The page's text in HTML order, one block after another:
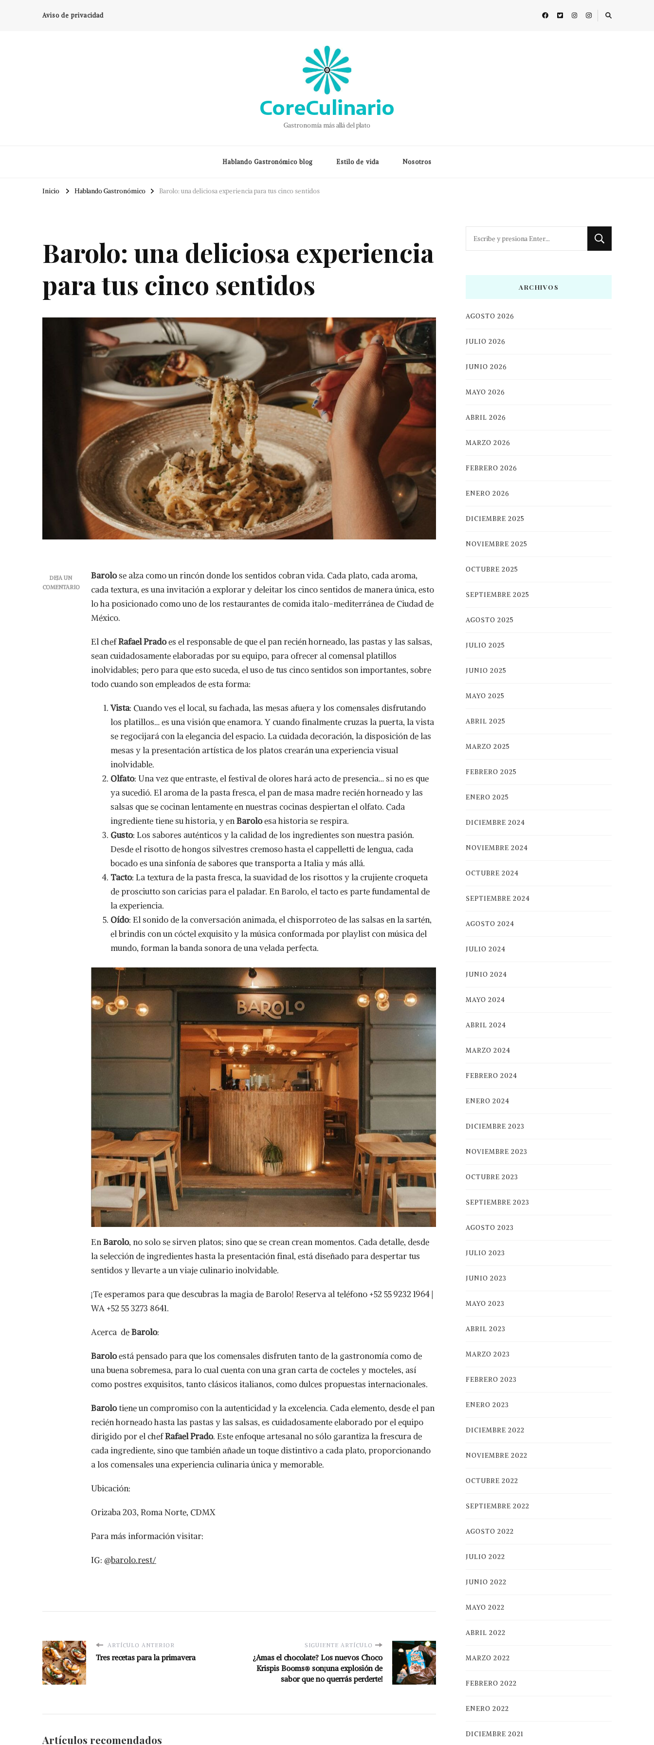
Aviso de privacidad
CoreCulinario
Gastronomía más allá del plato
Hablando Gastronómico blog Estilo de vida Nosotros
Inicio Hablando Gastronómico Barolo: una deliciosa experiencia para tus cinco sentidos
Barolo: una deliciosa experiencia
para tus cinco sentidos
DEJA UN
COMENTARIO
Barolose alza como un rincón donde los sentidos cobran vida. Cada plato, cada aroma,
cada textura, es una invitación a explorar y deleitar los cinco sentidos de manera única, esto
lo ha posicionado como uno de los restaurantes de comida italo-mediterránea de Ciudad de
México.
El chefRafael Pradoes el responsable de que el pan recién horneado, las pastas y las salsas,
sean cuidadosamente elaboradas por su equipo, para ofrecer al comensal platillos
inolvidables; pero para que esto suceda, el uso de tus cinco sentidos son importantes, sobre
todo cuando son empleados de esta forma:
Vista: Cuando ves el local, su fachada, las mesas afuera y los comensales disfrutando
los platillos… es una visión que enamora. Y cuando finalmente cruzas la puerta, la vista
se regocijará con la elegancia del espacio. La cuidada decoración, la disposición de las
mesas y la presentación artística de los platos crearán una experiencia visual
inolvidable.
Olfato: Una vez que entraste, el festival de olores hará acto de presencia… si no es que
ya sucedió. El aroma de la pasta fresca, el pan de masa madre recién horneado y las
salsas que se cocinan lentamente en nuestras cocinas despiertan el olfato. Cada
ingrediente tiene su historia, y enBaroloesa historia se respira.
Gusto: Los sabores auténticos y la calidad de los ingredientes son nuestra pasión.
Desde el risotto de hongos silvestres cremoso hasta el cappelletti de lengua, cada
bocado es una sinfonía de sabores que transporta a Italia y más allá.
Tacto: La textura de la pasta fresca, la suavidad de los risottos y la crujiente croqueta
de prosciutto son caricias para el paladar. En Barolo, el tacto es parte fundamental de
la experiencia.
Oído: El sonido de la conversación animada, el chisporroteo de las salsas en la sartén,
el brindis con un cóctel exquisito y la música conformada por playlist con música del
mundo, forman la banda sonora de una velada perfecta.
EnBarolo, no solo se sirven platos; sino que se crean crean momentos. Cada detalle, desde
la selección de ingredientes hasta la presentación final, está diseñado para despertar tus
sentidos y llevarte a un viaje culinario inolvidable.
¡Te esperamos para que descubras la magia de Barolo! Reserva al teléfono +52 55 9232 1964 |
WA +52 55 3273 8641.
Acerca deBarolo:
Baroloestá pensado para que los comensales disfruten tanto de la gastronomía como de
una buena sobremesa, para lo cual cuenta con una gran carta de cocteles y mocteles, así
como postres exquisitos, tanto clásicos italianos, como dulces propuestas internacionales.
Barolotiene un compromiso con la autenticidad y la excelencia. Cada elemento, desde el pan
recién horneado hasta las pastas y las salsas, es cuidadosamente elaborado por el equipo
dirigido por el chefRafael Prado. Este enfoque artesanal no sólo garantiza la frescura de
cada ingrediente, sino que también añade un toque distintivo a cada plato, proporcionando
a los comensales una experiencia culinaria única y memorable.
Ubicación:
Orizaba 203, Roma Norte, CDMX
Para más información visitar:
IG: @barolo.rest/
ARTÍCULO ANTERIOR
Tres recetas para la primavera
SIGUIENTE ARTÍCULO
¿Amas el chocolate? Los nuevos Choco
Krispis Booms® son¡una explosión de
sabor que no querrás perderte!
Artículos recomendados
¿Buscas
ARCHIVOS
AGOSTO 2026
JULIO 2026
JUNIO 2026
MAYO 2026
ABRIL 2026
MARZO 2026
FEBRERO 2026
ENERO 2026
DICIEMBRE 2025
NOVIEMBRE 2025
OCTUBRE 2025
SEPTIEMBRE 2025
AGOSTO 2025
JULIO 2025
JUNIO 2025
MAYO 2025
ABRIL 2025
MARZO 2025
FEBRERO 2025
ENERO 2025
DICIEMBRE 2024
NOVIEMBRE 2024
OCTUBRE 2024
SEPTIEMBRE 2024
AGOSTO 2024
JULIO 2024
JUNIO 2024
MAYO 2024
ABRIL 2024
MARZO 2024
FEBRERO 2024
ENERO 2024
DICIEMBRE 2023
NOVIEMBRE 2023
OCTUBRE 2023
SEPTIEMBRE 2023
AGOSTO 2023
JULIO 2023
JUNIO 2023
MAYO 2023
ABRIL 2023
MARZO 2023
FEBRERO 2023
ENERO 2023
DICIEMBRE 2022
NOVIEMBRE 2022
OCTUBRE 2022
SEPTIEMBRE 2022
AGOSTO 2022
JULIO 2022
JUNIO 2022
MAYO 2022
ABRIL 2022
MARZO 2022
FEBRERO 2022
ENERO 2022
DICIEMBRE 2021